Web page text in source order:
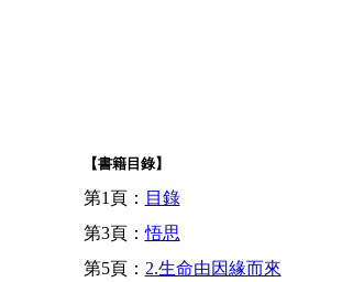
【書籍目錄】
第1頁： 目錄
第3頁：悟思
第5頁： 2.生命由因緣而來